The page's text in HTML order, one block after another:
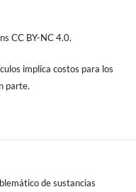
CC BY-NC 4.0.
implica costos para los
parte.
de sustancias